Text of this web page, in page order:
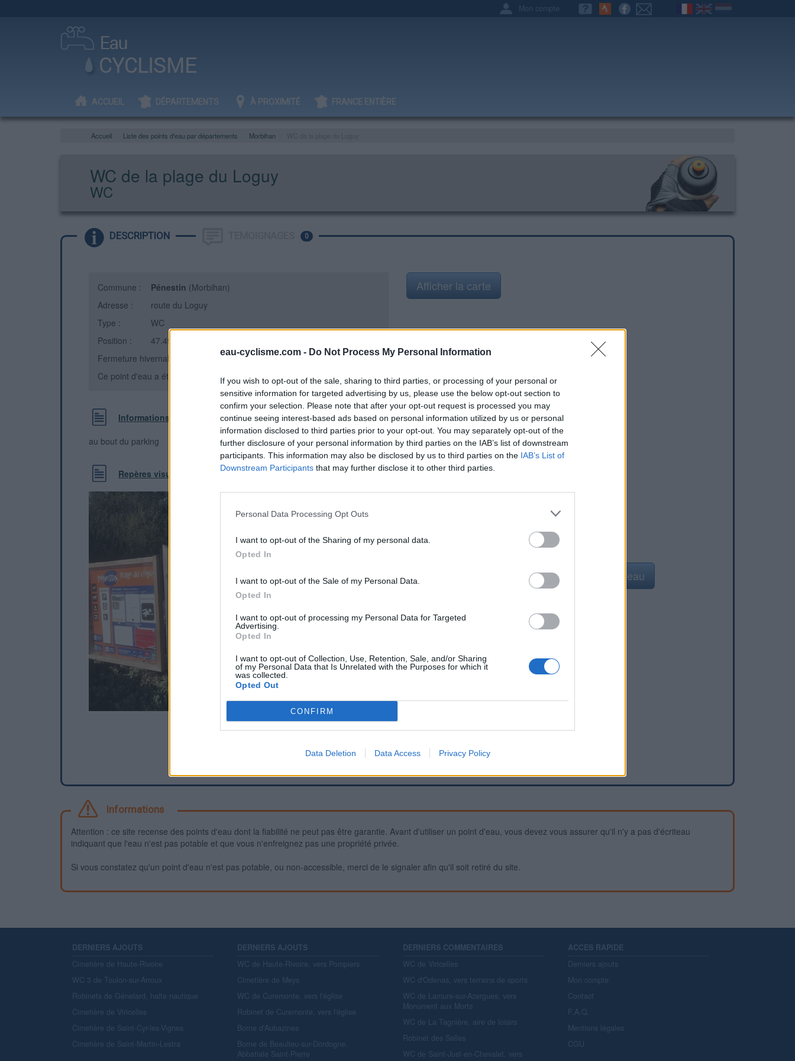
eau-cyclisme.com - Do Not Process My Personal Information
If you wish to opt-out of the sale, sharing to third parties, or processing of your personal or
sensitive information for targeted advertising by us, please use the below opt-out section to
confirm your selection. Please note that after your opt-out request is processed you may
continue seeing interest-based ads based on personal information utilized by us or personal
information disclosed to third parties prior to your opt-out. You may separately opt-out of the
further disclosure of your personal information by third parties on the IAB’s list of downstream
participants. This information may also be disclosed by us to third parties on the IAB’s List of
Downstream Participants that may further disclose it to other third parties.
Personal Data Processing Opt Outs
I want to opt-out of the Sharing of my personal data.
Opted In
I want to opt-out of the Sale of my Personal Data.
Opted In
I want to opt-out of processing my Personal Data for Targeted
Advertising.
Opted In
I want to opt-out of Collection, Use, Retention, Sale, and/or Sharing
of my Personal Data that Is Unrelated with the Purposes for which it
was collected.
Opted Out
CONFIRM
Data Deletion Data Access Privacy Policy
Mon compte
ACCUEIL DÉPARTEMENTS À PROXIMITÉ FRANCE ENTIÈRE
Accueil Liste des points d'eau par départements Morbihan
WC de la plage du Loguy
WC
DESCRIPTION 0
Commune : Pénestin (Morbihan)
Adresse :
route du Loguy
Type :
WC
Position :
47.490601°N, -2.496505°E
Fermeture hivernale : information inconnue
Ce point d'eau a été ajouté par
Pierre-yves L en 2020
Informations complémentaires
au bout du parking
Repères visuels
Afficher la carte
Ajouter un point d'eau
Informations
Attention : ce site recense des points d'eau dont la fiabilité ne peut pas être garantie. Avant d'utiliser un point d'eau, vous devez vous assurer qu'il n'y a pas d'écriteau
indiquant que l'eau n'est pas potable et que vous n'enfreignez pas une propriété privée.
Si vous constatez qu'un point d'eau n'est pas potable, ou non-accessible, merci de le signaler afin qu'il soit retiré du site.
DERNIERS AJOUTS
Cimetière de Haute-Rivoire
WC 3 de Toulon-sur-Arroux
Robinets de Génelard, halte nautique
Cimetière de Viricelles
Cimetière de Saint-Cyr-les-Vignes
Cimetière de Saint-Martin-Lestra
DERNIERS AJOUTS
WC de Haute-Rivoire, vers Pompiers
Cimetière de Meys
WC de Curemonte, vers l'église
Robinet de Curemonte, vers l'église
Borne d'Aubazines
Borne de Beaulieu-sur-Dordogne,
Abbatiale Saint-Pierre
DERNIERS COMMENTAIRES
WC de Viricelles
WC d'Odenas, vers terrains de sports
WC de Lamure-sur-Azergues, vers
Monument aux Morts
WC de La Tagnière, aire de loisirs
Robinet des Salles
WC de Saint-Just-en-Chevalet, vers
ACCES RAPIDE
Derniers ajouts
Mon compte
Contact
F.A.Q.
Mentions légales
CGU